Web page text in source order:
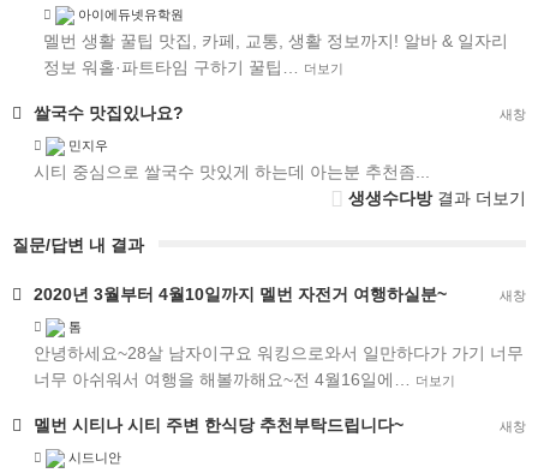
아이에듀넷유학원
멜번 생활 꿀팁 맛집, 카페, 교통, 생활 정보까지! 알바 & 일자리
정보 워홀·파트타임 구하기 꿀팁…
더보기
새창
쌀국수 맛집 있나요?
민지우
시티 중심으로 쌀국수 맛있게 하는데 아는분 추천좀...
생생수다방결과 더보기
질문/답변 내 결과
새창
2020년 3월부터 4월10일까지 멜번 자전거 여행하실분~
톰
안녕하세요~28살 남자이구요 워킹으로와서 일만하다가 가기 너무
너무 아쉬워서 여행을 해볼까해요~전 4월16일에…
더보기
새창
멜번 시티나 시티 주변 한식당 추천부탁드립니다~
시드니안